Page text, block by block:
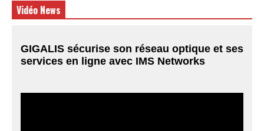
Vidéo News
GIGALIS sécurise son réseau optique et ses
services en ligne avec IMS Networks